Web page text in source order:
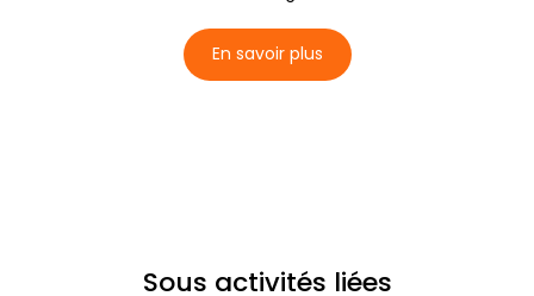
En savoir plus
Sous activités liées